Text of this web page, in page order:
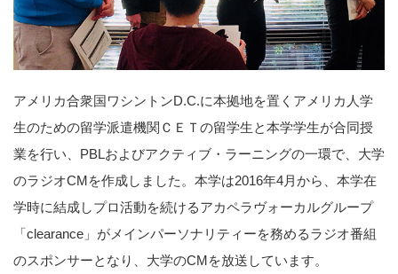
アメリカ合衆国ワシントンD.C.に本拠地を置くアメリカ人学
生のための留学派遣機関ＣＥＴの留学生と本学学生が合同授
業を行い、PBLおよびアクティブ・ラーニングの一環で、大学
のラジオCMを作成しました。本学は2016年4月から、本学在
学時に結成しプロ活動を続けるアカペラヴォーカルグループ
「clearance」がメインパーソナリティーを務めるラジオ番組
のスポンサーとなり、大学のCMを放送しています。